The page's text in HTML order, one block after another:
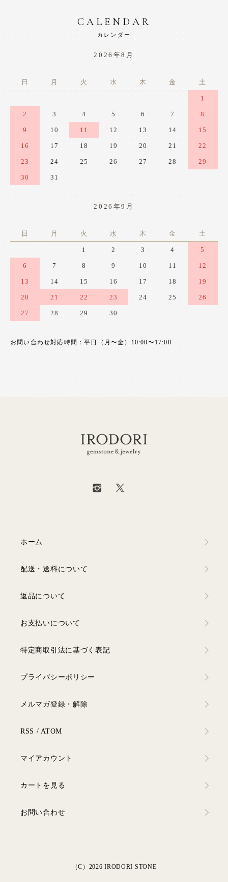
CALENDAR
カレンダー
2026年8月
日 月 火 水 木 金 土
1
2 3 4 5 6 7 8
9 10 11 12 13 14 15
16 17 18 19 20 21 22
23 24 25 26 27 28 29
30 31
2026年9月
日 月 火 水 木 金 土
1 2 3 4 5
6 7 8 9 10 11 12
13 14 15 16 17 18 19
20 21 22 23 24 25 26
27 28 29 30
お問い合わせ対応時間：平日（月〜金）10:00〜17:00
ホーム
配送・送料について
返品について
お支払いについて
特定商取引法に基づく表記
プライバシーポリシー
メルマガ登録・解除
RSS / ATOM
マイアカウント
カートを見る
お問い合わせ
（C）2026 IRODORI STONE